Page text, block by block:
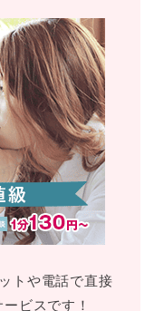
トや電話で直接
ビスです！